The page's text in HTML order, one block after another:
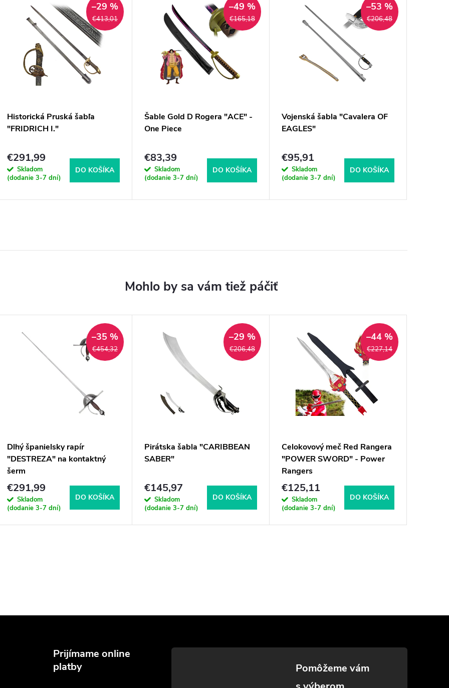
€413,01
–29 %
Historická Pruská šabľa
"FRIDRICH I."
€291,99
Skladom
(dodanie 3-7 dní)
DO KOŠÍKA
€165,18
–49 %
Šable Gold D Rogera "ACE" -
One Piece
€83,39
Skladom
(dodanie 3-7 dní)
DO KOŠÍKA
€206,48
–53 %
Vojenská šabla "Cavalera OF
EAGLES"
€95,91
Skladom
(dodanie 3-7 dní)
DO KOŠÍKA
€454,32
–35 %
Dlhý španielsky rapír
"DESTREZA" na kontaktný
šerm
€291,99
Skladom
(dodanie 3-7 dní)
DO KOŠÍKA
€206,48
–29 %
Pirátska šabla "CARIBBEAN
SABER"
€145,97
Skladom
(dodanie 3-7 dní)
DO KOŠÍKA
€227,14
–44 %
Celokovový meč Red Rangera
"POWER SWORD" - Power
Rangers
€125,11
Skladom
(dodanie 3-7 dní)
DO KOŠÍKA
Prijímame online
platby